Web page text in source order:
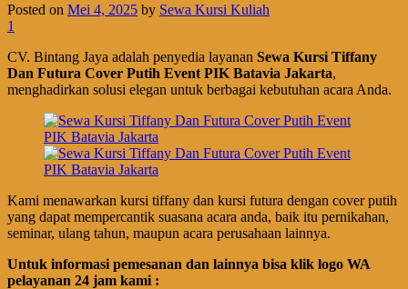
Posted on Mei 4, 2025 by Sewa Kursi Kuliah
1
CV. Bintang Jaya adalah penyedia layanan Sewa Kursi Tiffany
Dan Futura Cover Putih Event PIK Batavia Jakarta,
menghadirkan solusi elegan untuk berbagai kebutuhan acara Anda.
Kami menawarkan kursi tiffany dan kursi futura dengan cover putih
yang dapat mempercantik suasana acara anda, baik itu pernikahan,
seminar, ulang tahun, maupun acara perusahaan lainnya.
Untuk informasi pemesanan dan lainnya bisa klik logo WA
pelayanan 24 jam kami :